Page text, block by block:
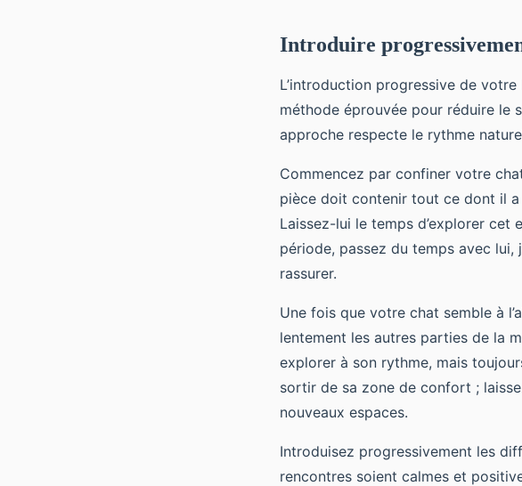
Introduire
L’introduction progressive de votre
méthode éprouvée pour réduire le
approche respecte le rythme
Commencez par confiner votre
pièce doit contenir tout ce dont il a
Laissez-lui le temps d’explorer cet
période, passez du temps avec
rassurer.
Une fois que votre chat semble à
lentement les autres parties de la
explorer à son rythme, mais
sortir de sa zone de confort ;
nouveaux espaces.
Introduisez progressivement les
rencontres soient calmes et